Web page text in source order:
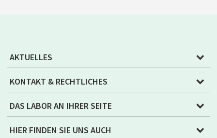
AKTUELLES
KONTAKT & RECHTLICHES
DAS LABOR AN IHRER SEITE
HIER FINDEN SIE UNS AUCH